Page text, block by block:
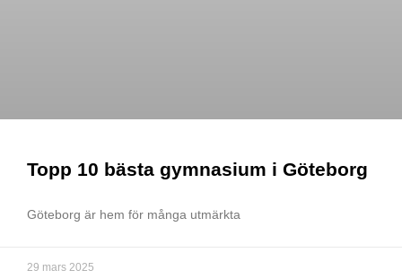
Topp 10 bästa gymnasium i Göteborg
Göteborg är hem för många utmärkta
29 mars 2025